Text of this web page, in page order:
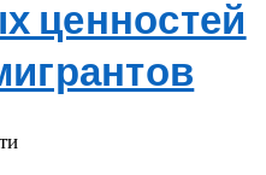
ценностей